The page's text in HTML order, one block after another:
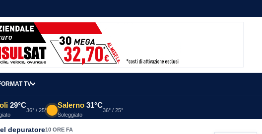
TV
29°C
36° / 25°
Salerno 31°C
Soleggiato
36° / 25°
depuratore10 ORE FA